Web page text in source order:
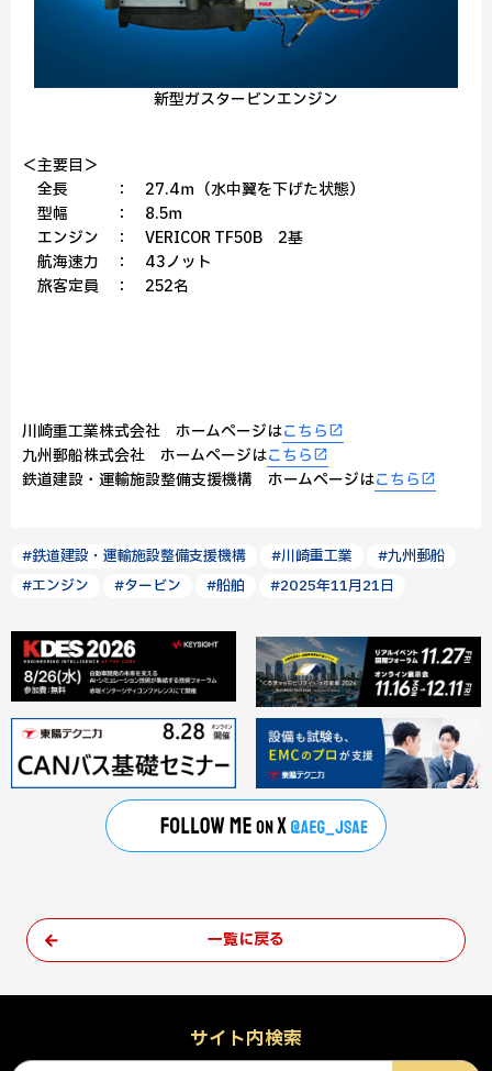
新型ガスタービンエンジン
＜主要目＞
全長 ： 27.4ｍ（水中翼を下げた状態）
型幅 ： 8.5ｍ
エンジン ： VERICOR TF50B 2基
航海速力 ： 43ノット
旅客定員 ： 252名
川崎重工業株式会社 ホームページはこちら
九州郵船株式会社 ホームページはこちら
鉄道建設・運輸施設整備支援機構 ホームページはこちら
#鉄道建設・運輸施設整備支援機構 #川崎重工業
#九州郵船
#エンジン
#タービン #船舶 #2025年11月21日
一覧に戻る
サイト内検索